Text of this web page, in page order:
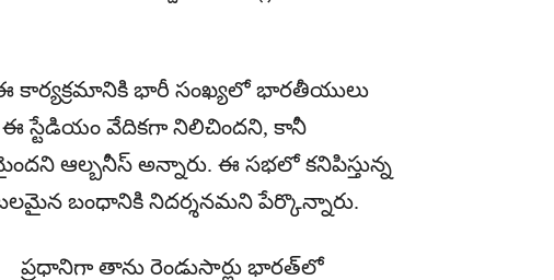
భారీ సంఖ్యలో భారతీయులు
ఈ స్టేడియం వేదికగా నిలిచిందని, కానీ
ఆల్బనీస్‌ అన్నారు. ఈ సభలో కనిపిస్తున్న
బంధానికి నిదర్శనమని పేర్కొన్నారు.
ప్రధానిగా తాను రెండుసార్లు భారత్‌లో